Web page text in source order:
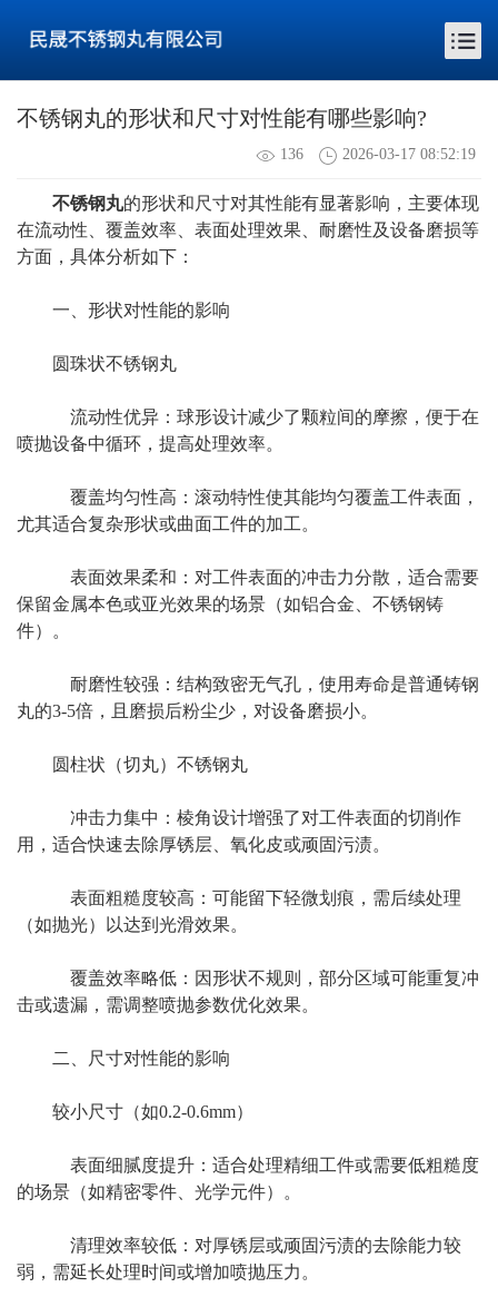
不锈钢丸的形状和尺寸对性能有哪些影响?
136 2026-03-17 08:52:19
不锈钢丸的形状和尺寸对其性能有显著影响，主要体现
在流动性、覆盖效率、表面处理效果、耐磨性及设备磨损等
方面，具体分析如下：
一、形状对性能的影响
圆珠状不锈钢丸
流动性优异：球形设计减少了颗粒间的摩擦，便于在
喷抛设备中循环，提高处理效率。
覆盖均匀性高：滚动特性使其能均匀覆盖工件表面，
尤其适合复杂形状或曲面工件的加工。
表面效果柔和：对工件表面的冲击力分散，适合需要
保留金属本色或亚光效果的场景（如铝合金、不锈钢铸
件）。
耐磨性较强：结构致密无气孔，使用寿命是普通铸钢
丸的3-5倍，且磨损后粉尘少，对设备磨损小。
圆柱状（切丸）不锈钢丸
冲击力集中：棱角设计增强了对工件表面的切削作
用，适合快速去除厚锈层、氧化皮或顽固污渍。
表面粗糙度较高：可能留下轻微划痕，需后续处理
（如抛光）以达到光滑效果。
覆盖效率略低：因形状不规则，部分区域可能重复冲
击或遗漏，需调整喷抛参数优化效果。
二、尺寸对性能的影响
较小尺寸（如0.2-0.6mm）
表面细腻度提升：适合处理精细工件或需要低粗糙度
的场景（如精密零件、光学元件）。
清理效率较低：对厚锈层或顽固污渍的去除能力较
弱，需延长处理时间或增加喷抛压力。